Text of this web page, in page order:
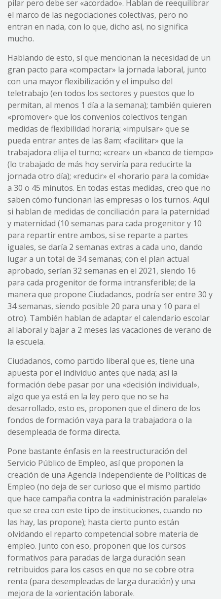
pilar pero debe ser «acordado». Hablan de reequilibrar
el marco de las negociaciones colectivas, pero no
entran en nada, con lo que, dicho así, no significa
mucho.
Hablando de esto, sí que mencionan la necesidad de un
gran pacto para «compactar» la jornada laboral, junto
con una mayor flexibilización y el impulso del
teletrabajo (en todos los sectores y puestos que lo
permitan, al menos 1 día a la semana); también quieren
«promover» que los convenios colectivos tengan
medidas de flexibilidad horaria; «impulsar» que se
pueda entrar antes de las 8am; «facilitar» que la
trabajadora elija el turno; «crear» un «banco de tiempo»
(lo trabajado de más hoy serviría para reducirte la
jornada otro día); «reducir» el «horario para la comida»
a 30 o 45 minutos. En todas estas medidas, creo que no
saben cómo funcionan las empresas o los turnos. Aquí
si hablan de medidas de conciliación para la paternidad
y maternidad (10 semanas para cada progenitor y 10
para repartir entre ambos, si se reparte a partes
iguales, se daría 2 semanas extras a cada uno, dando
lugar a un total de 34 semanas; con el plan actual
aprobado, serían 32 semanas en el 2021, siendo 16
para cada progenitor de forma intransferible; de la
manera que propone Ciudadanos, podría ser entre 30 y
34 semanas, siendo posible 20 para una y 10 para el
otro). También hablan de adaptar el calendario escolar
al laboral y bajar a 2 meses las vacaciones de verano de
la escuela.
Ciudadanos, como partido liberal que es, tiene una
apuesta por el individuo antes que nada; así la
formación debe pasar por una «decisión individual»,
algo que ya está en la ley pero que no se ha
desarrollado, esto es, proponen que el dinero de los
fondos de formación vaya para la trabajadora o la
desempleada de forma directa.
Pone bastante énfasis en la reestructuración del
Servicio Público de Empleo, así que proponen la
creación de una Agencia Independiente de Políticas de
Empleo (no deja de ser curioso que el mismo partido
que hace campaña contra la «administración paralela»
que se crea con este tipo de instituciones, cuando no
las hay, las propone); hasta cierto punto están
olvidando el reparto competencial sobre materia de
empleo. Junto con eso, proponen que los cursos
formativos para paradas de larga duración sean
retribuidos para los casos en que no se cobre otra
renta (para desempleadas de larga duración) y una
mejora de la «orientación laboral».